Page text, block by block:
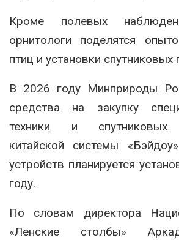
Кроме полевых
орнитологи поделятся
птиц и установки спутниковых
В 2026 году Минприроды
средства на закупку
техники и спутниковых
китайской системы
устройств планируется
году.
По словам директора
«Ленские столбы»